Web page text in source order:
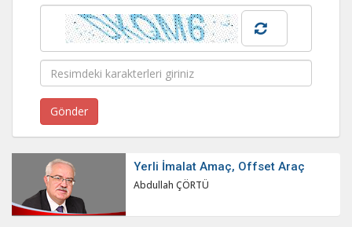
Yerli İmalat Amaç, Offset Araç
Abdullah ÇÖRTÜ